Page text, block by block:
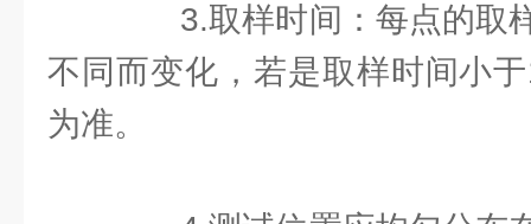
3.取样时间：每点的取
不同而变化，若是取样时间小
为准。